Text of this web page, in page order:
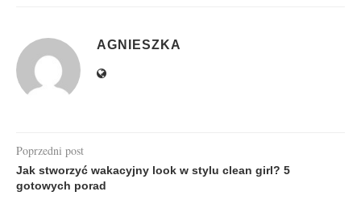
AGNIESZKA
Poprzedni post
Jak stworzyć wakacyjny look w stylu clean girl? 5
gotowych porad